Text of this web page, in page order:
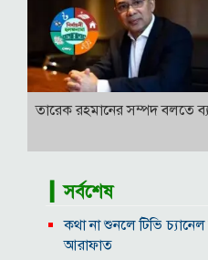
তারেক রহমানের সম্পদ বলতে
▎সর্বশেষ
কথা না শুনলে টিভি
আরাফাত